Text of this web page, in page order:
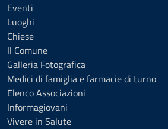
Eventi
Luoghi
Chiese
Il Comune
Galleria Fotografica
Medici di famiglia e farmacie di turno
Elenco Associazioni
Informagiovani
Vivere in Salute